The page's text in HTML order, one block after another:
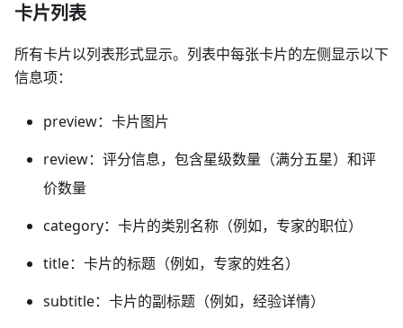
卡片列表
所有卡片以列表形式显示。列表中每张卡片的左侧显示以下
信息项：
preview：卡片图片
review：评分信息，包含星级数量（满分五星）和评
价数量
category：卡片的类别名称（例如，专家的职位）
title：卡片的标题（例如，专家的姓名）
subtitle：卡片的副标题（例如，经验详情）